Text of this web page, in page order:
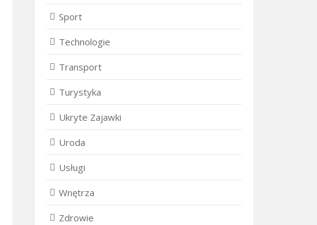
Sport
Technologie
Transport
Turystyka
Ukryte Zajawki
Uroda
Usługi
Wnętrza
Zdrowie